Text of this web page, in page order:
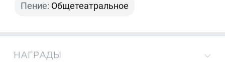
Пение: Общетеатральное
НАГРАДЫ